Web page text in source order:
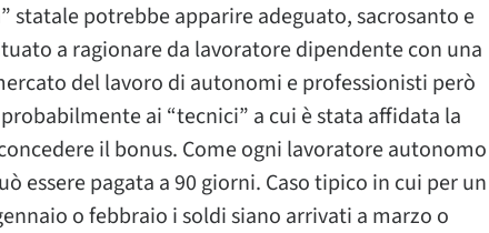
statale potrebbe apparire adeguato, sacrosanto e
a ragionare da lavoratore dipendente con una
del lavoro di autonomi e professionisti però
ai “tecnici” a cui è stata affidata la
il bonus. Come ogni lavoratore autonomo
essere pagata a 90 giorni. Caso tipico in cui per un
o febbraio i soldi siano arrivati a marzo o